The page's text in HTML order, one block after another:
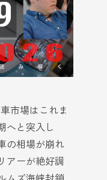
市場はこれま
へと突入し
の相場が崩れ
アーが絶好調